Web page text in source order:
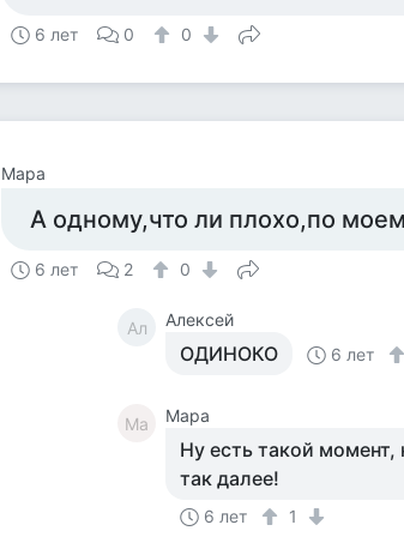
6 лет 0 0
Мара
А одному,что ли плохо,по
6 лет 2 0
Ал Алексей
ОДИНОКО 6 лет
Ма Мара
Ну есть такой момент,
так далее!
6 лет 1